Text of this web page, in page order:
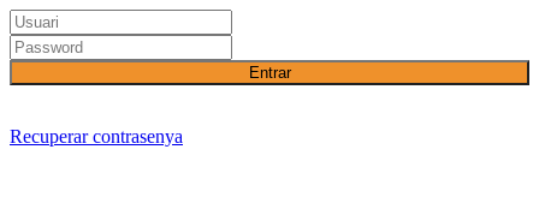
Entrar
Recuperar contrasenya